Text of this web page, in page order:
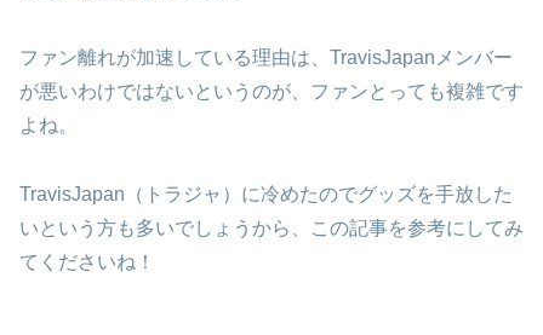
ファン離れが加速している理由は、 TravisJapan メンバー
が悪いわけではないというのが、ファンとっても複雑です
よね。
TravisJapan （トラジャ）に冷めたのでグッズを手放した
いという方も多いでしょうから、この記事を参考にしてみ
てくださいね！